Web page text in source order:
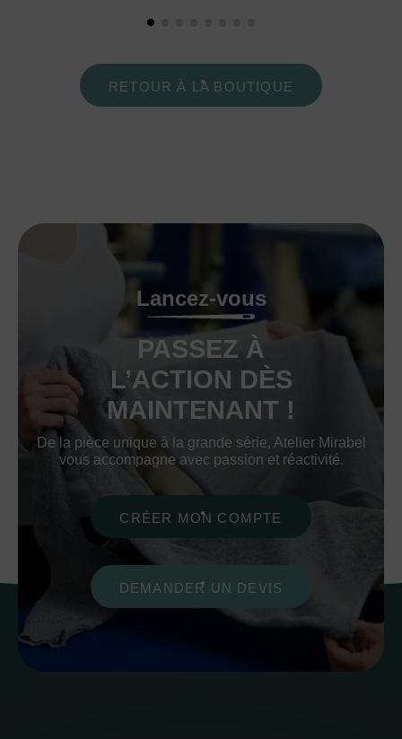
RETOUR À LA BOUTIQUE
Lancez-vous
PASSEZ À
L’ACTION DÈS
MAINTENANT !
De la pièce unique à la grande série, Atelier Mirabel
vous accompagne avec passion et réactivité.
CRÉER MON COMPTE
DEMANDER UN DEVIS